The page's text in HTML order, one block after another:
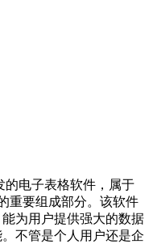
的电子表格软件，属于
重要组成部分。该软件
为用户提供强大的数据
不管是个人用户还是企